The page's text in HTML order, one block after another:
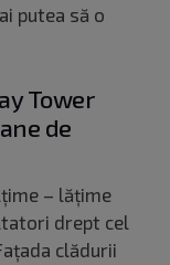
putea să o
Tower
de
– lățime
drept cel
clădurii